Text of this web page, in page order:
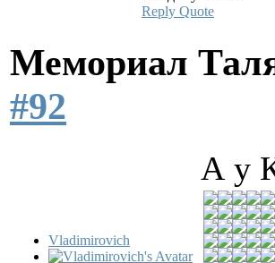
Reply Quote
Мемориал
#92
Vladimirovich
А у